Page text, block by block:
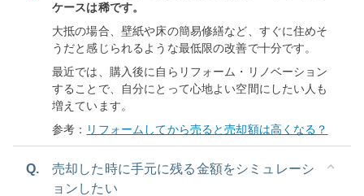
ケースは稀です。
大抵の場合、壁紙や床の簡易修繕など、すぐに住めそ
うだと感じられるような最低限の改善で十分です。
最近では、購入後に自らリフォーム・リノベーション
することで、自分にとって心地よい空間にしたい人も
増えています。
参考： リフォームしてから売ると売却額は高くなる？
Q.
売却した時に手元に残る金額をシミュレーシ
ョンしたい